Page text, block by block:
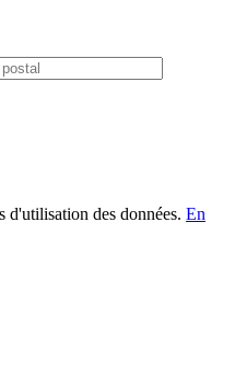
d'utilisation des données. En